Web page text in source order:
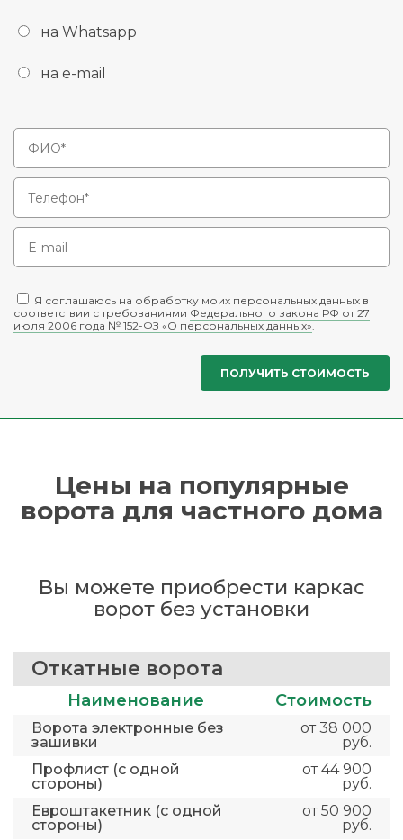
на Whatsapp
на e-mail
Я соглашаюсь на обработку моих персональных данных в
соответствии с требованиями Федерального закона РФ от 27
июля 2006 года № 152-ФЗ «О персональных данных».
Цены на популярные
ворота для частного дома
Вы можете приобрести каркас
ворот без установки
Откатные ворота
Наименование Стоимость
Ворота электронные без
зашивки
от 38 000
руб.
Профлист (с одной
стороны)
от 44 900
руб.
Евроштакетник (с одной
стороны)
от 50 900
руб.